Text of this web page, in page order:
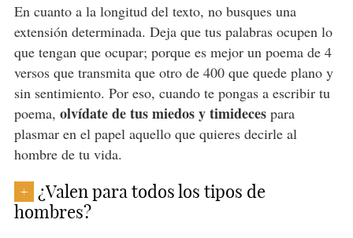
En cuanto a la longitud del texto, no busques una
extensión determinada. Deja que tus palabras ocupen lo
que tengan que ocupar; porque es mejor un poema de 4
versos que transmita que otro de 400 que quede plano y
sin sentimiento. Por eso, cuando te pongas a escribir tu
poema, olvídate de tus miedos y timidecespara
plasmar en el papel aquello que quieres decirle al
hombre de tu vida.
+
¿Valen para todos los tipos de
hombres?